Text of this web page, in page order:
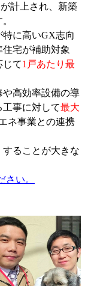
計上され、新築
に高いGX志向
宅が補助対象
じて1戸あたり最
や高効率設備の導
事に対して最大
ネ事業との連携
ることが大きな
い。